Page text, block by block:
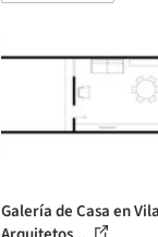
Galería de Casa en